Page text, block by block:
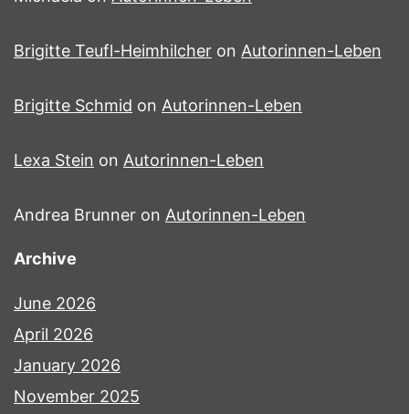
Brigitte Teufl-Heimhilcher on Autorinnen-Leben
Brigitte Schmid on Autorinnen-Leben
Lexa Stein on Autorinnen-Leben
Andrea Brunner on Autorinnen-Leben
Archive
June 2026
April 2026
January 2026
November 2025